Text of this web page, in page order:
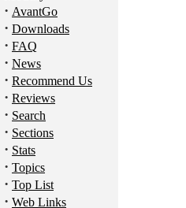
· AvantGo
· Downloads
· FAQ
· News
· Recommend Us
· Reviews
· Search
· Sections
· Stats
· Topics
· Top List
· Web Links